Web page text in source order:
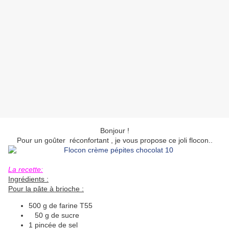
Bonjour !
Pour un goûter réconfortant , je vous propose ce joli flocon..
La recette:
Ingrédients :
Pour la pâte à brioche :
500 g de farine T55
50 g de sucre
1 pincée de sel